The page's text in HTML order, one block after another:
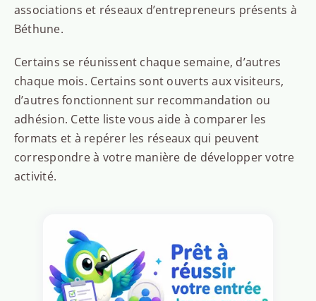
associations et réseaux d’entrepreneurs présents à
Béthune.
Certains se réunissent chaque semaine, d’autres
chaque mois. Certains sont ouverts aux visiteurs,
d’autres fonctionnent sur recommandation ou
adhésion. Cette liste vous aide à comparer les
formats et à repérer les réseaux qui peuvent
correspondre à votre manière de développer votre
activité.